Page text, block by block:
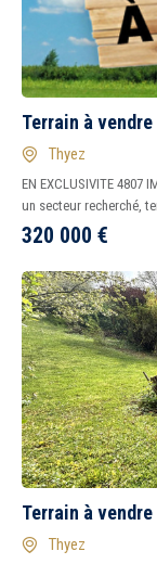
Terrain à vendre
Thyez
EN EXCLUSIVITE 4807
un secteur recherché,
320 000 €
Terrain à vendre
Thyez